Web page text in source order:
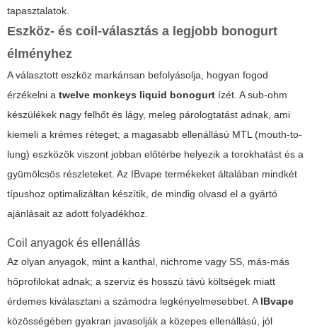
tapasztalatok.
Eszköz- és coil-választás a legjobb bonogurt
élményhez
A választott eszköz markánsan befolyásolja, hogyan fogod
érzékelni a twelve monkeys liquid bonogurt ízét. A sub-ohm
készülékek nagy felhőt és lágy, meleg párologtatást adnak, ami
kiemeli a krémes réteget; a magasabb ellenállású MTL (mouth-to-
lung) eszközök viszont jobban előtérbe helyezik a torokhatást és a
gyümölcsös részleteket. Az IBvape termékeket általában mindkét
típushoz optimalizáltan készítik, de mindig olvasd el a gyártó
ajánlásait az adott folyadékhoz.
Coil anyagok és ellenállás
Az olyan anyagok, mint a kanthal, nichrome vagy SS, más-más
hőprofilokat adnak; a szerviz és hosszú távú költségek miatt
érdemes kiválasztani a számodra legkényelmesebbet. AIBvape
közösségében gyakran javasolják a közepes ellenállású, jól